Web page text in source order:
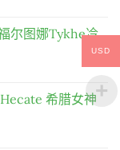
尔图娜Tykhe冷
希腊女神
USD